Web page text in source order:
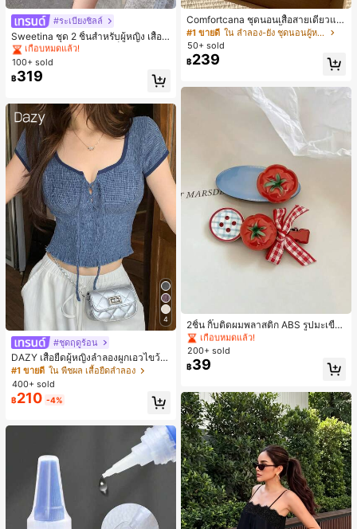
#ระเบียงชิลล์
Sweetina ชุด 2 ชิ้นสำหรับผู้หญิง เสื้อก
ล้ามเข้ารูปพิมพ์ลายจุดสีบล็อกหลังเปิด
และกางเกงขาสั้นเอวพับ
#1 ขายดี ใน ชุดทูพีซสำหรับผู้หญิง
เกือบหมดแล้ว!
#1 ขายดี ใน ชุดทูพีซสำหรับผู้หญิง
เกือบหมดแล้ว!
#1 ขายดี ใน ชุดทูพีซสำหรับผู้หญิง
เกือบหมดแล้ว!
#1 ขายดี ใน ชุดทูพีซสำหรับผู้หญิง
เกือบหมดแล้ว!
100+ sold
฿319
4
#ชุดฤดูร้อน
DAZY เสื้อยืดผู้หญิงลำลองผูกเอวไขว้
สำหรับฤดูร้อน
#1 ขายดี ใน พืชผล เสื้อยืดลำลอง
400+ sold
฿210 -4%
Comfortcana ชุดนอนเสื้อสายเดี่ยวแต่
งระบายและกางเกงขาสั้นสำหรับผู้หญิง
#1 ขายดี
ใน ลำลอง-ยัง ชุดนอนผู้หญิง
50+ sold
฿239
2ชิ้น กิ๊บติดผมพลาสติก ABS รูปมะเขือเ
ทศสีแดงน่ารัก สไตล์เกาหลีมินิมอล สำ
หรับติดผมหน้าม้า ใส่ประจำวันและไปโ
รงเรียน กิ๊บติดผม
#1 ขายดี
ใน ผลไม้ เครื่องประดับผมผู้หญิง
เกือบหมดแล้ว!
#1 ขายดี
ใน ผลไม้ เครื่องประดับผมผู้หญิง
เกือบหมดแล้ว!
#1 ขายดี
เกือบหมดแล้ว!
200+ sold
฿39